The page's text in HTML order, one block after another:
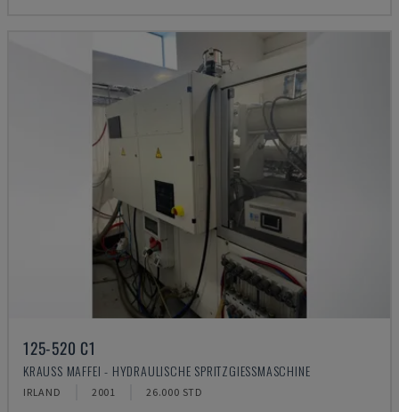
125-520 C1
KRAUSS MAFFEI - HYDRAULISCHE SPRITZGIESSMASCHINE
IRLAND 2001 26.000 STD